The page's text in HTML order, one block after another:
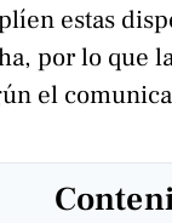
estas
por lo que
el